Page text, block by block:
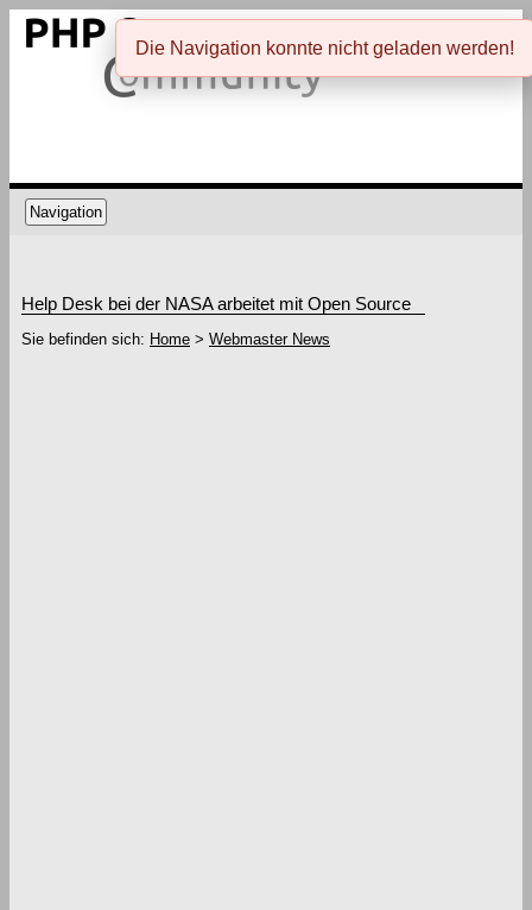
Navigation
Help Desk bei der NASA arbeitet mit Open Source
Sie befinden sich: Home > Webmaster News
Die Navigation konnte nicht geladen werden!